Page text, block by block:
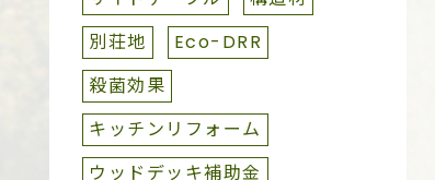
別荘地
Eco-DRR
殺菌効果
キッチンリフォーム
ウッドデッキ補助金